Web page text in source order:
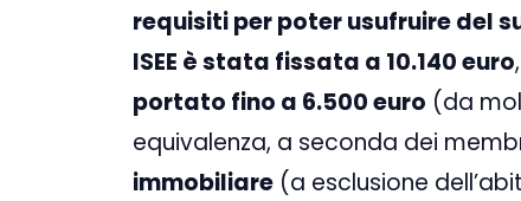
requisiti per poter usufruire del
ISEE è stata fissata a 10.140 euro
portato fino a 6.500 euro (da
equivalenza, a seconda dei
immobiliare (a esclusione